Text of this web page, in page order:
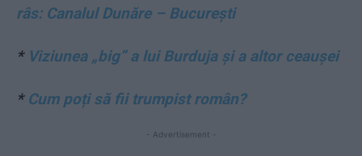
râs: Canalul Dunăre – București
* Viziunea „big” a lui Burduja și a altor ceaușei
* Cum poți să fii trumpist român?
- Advertisement -